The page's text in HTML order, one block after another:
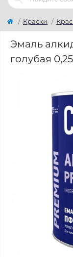
Краски
Эмаль
голубая